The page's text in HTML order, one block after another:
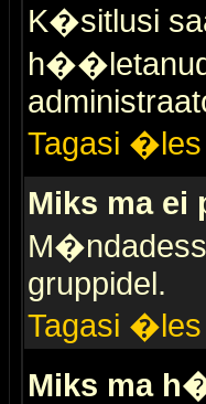
K�sitlusi
Tagasi �les
Miks ma
gruppidel.
Tagasi �les
Miks ma